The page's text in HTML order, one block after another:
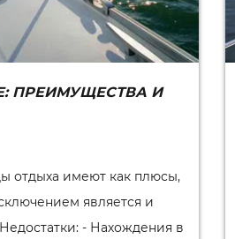
ПРЕИМУЩЕСТВА И
отдыха имеют как плюсы,
является и
- Нахождения в